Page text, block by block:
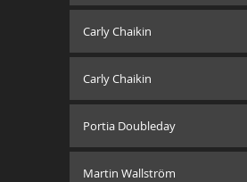
Carly Chaikin
Carly Chaikin
Portia Doubleday
Martin Wallström